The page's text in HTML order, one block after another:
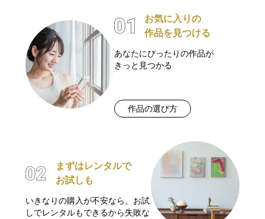
お気に入りの
作品を見つける
あなたにぴったりの作品が
きっと見つかる
作品の選び方
まずはレンタルで
お試しも
いきなりの購入が不安なら、お試
しでレンタルもできるから失敗な